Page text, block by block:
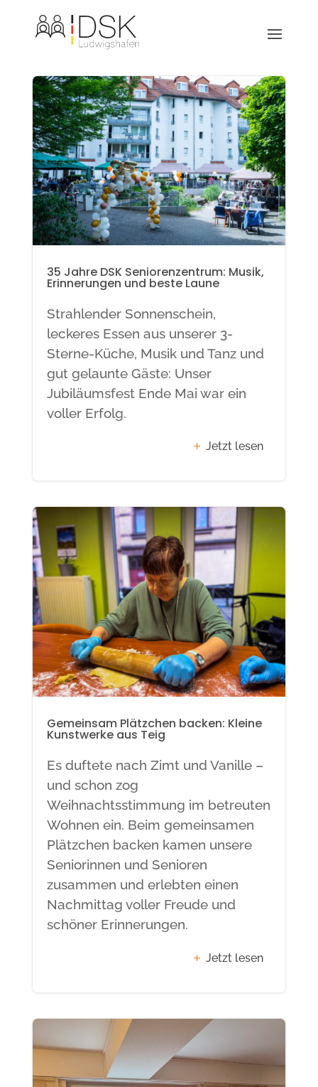
35 Jahre DSK Seniorenzentrum: Musik,
Erinnerungen und beste Laune
Strahlender Sonnenschein,
leckeres Essen aus unserer 3-
Sterne-Küche, Musik und Tanz und
gut gelaunte Gäste: Unser
Jubiläumsfest Ende Mai war ein
voller Erfolg.
Jetzt lesen
Gemeinsam Plätzchen backen: Kleine
Kunstwerke aus Teig
Es duftete nach Zimt und Vanille –
und schon zog
Weihnachtsstimmung im betreuten
Wohnen ein. Beim gemeinsamen
Plätzchen backen kamen unsere
Seniorinnen und Senioren
zusammen und erlebten einen
Nachmittag voller Freude und
schöner Erinnerungen.
Jetzt lesen